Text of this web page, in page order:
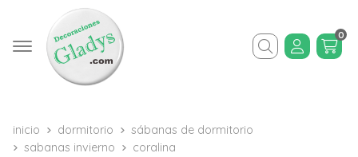
Buscar
0
inicio dormitorio
sábanas de dormitorio
sabanas invierno
coralina